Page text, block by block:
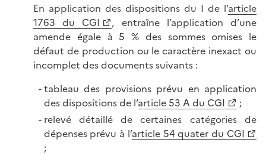
En application des dispositions du I de l’article
1763 du CGI
, entraîne l’application d’une
amende égale à 5 % des sommes omises le
défaut de production ou le caractère inexact ou
incomplet des documents suivants :
tableau des provisions prévu en application
des dispositions de l’article 53 A du CGI
;
relevé détaillé de certaines catégories de
dépenses prévu à l’article 54 quater du CGI
;